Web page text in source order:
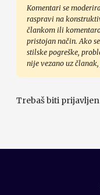
Komentari se
raspravi na
člankom ili
pristojan način. Ako
stilske pogreške,
nije vezano uz članak,
Trebaš biti